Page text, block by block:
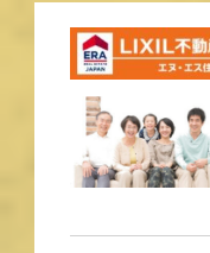
長崎の不
で！！